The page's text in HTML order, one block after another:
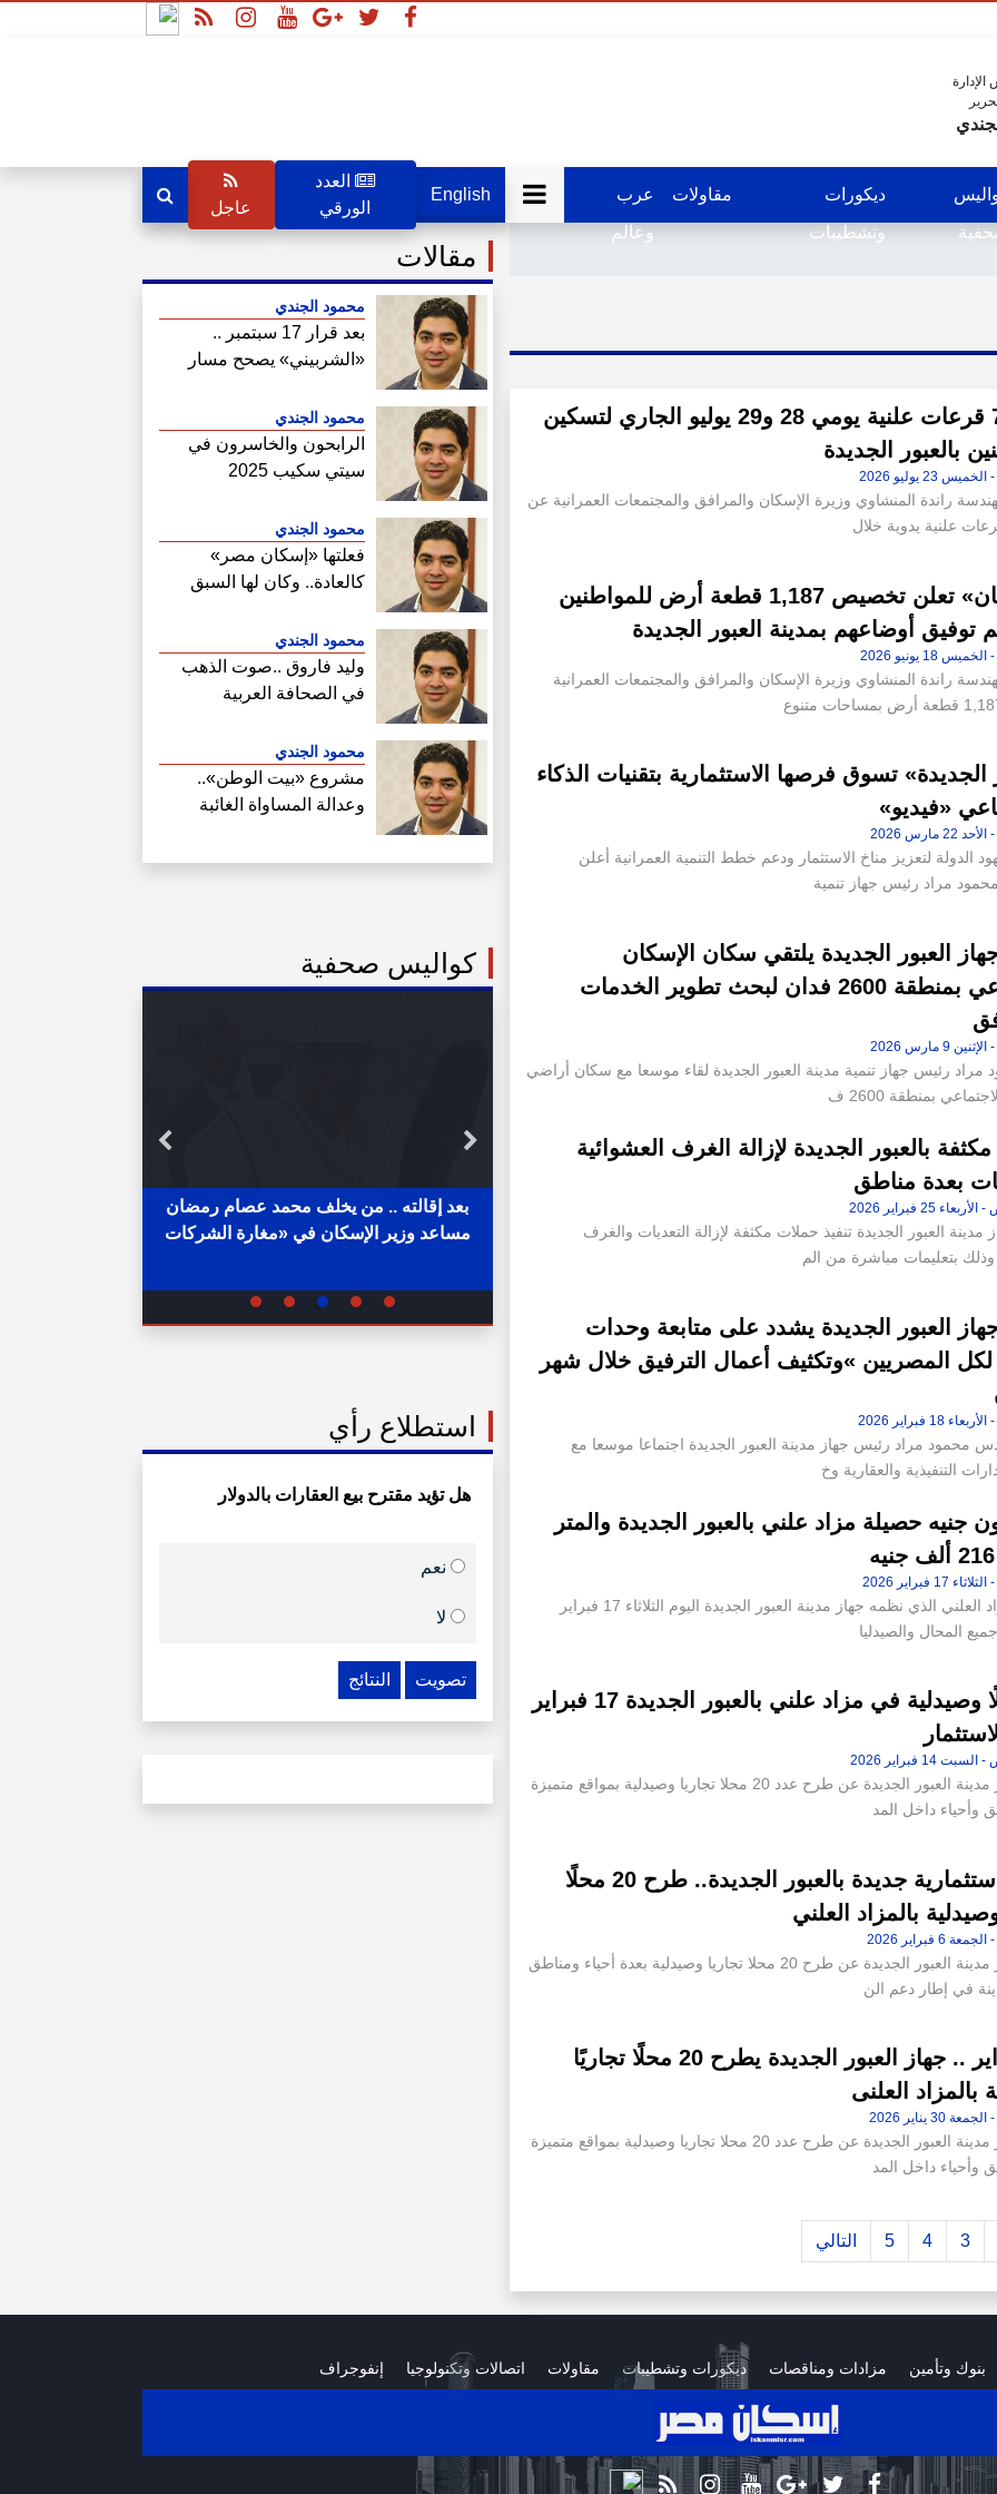
ديكورات
وتشطيبات
مقاولات
عرب
وعالم
English
العدد
الورقي
عاجل
إجراء 7 قرعات علنية يومي 28 و29 يوليو الجاري لتسكين
بالعبور الجديدة
راندة المنشاوي وزيرة الإسكان والمرافق والمجتمعات العمرانية عن
«الإسكان» تعلن تخصيص 1,187 قطعة أرض للمواطنين
توفيق أوضاعهم بمدينة العبور الجديدة
راندة المنشاوي وزيرة الإسكان والمرافق والمجتمعات العمرانية
الجديدة» تسوق فرصها الاستثمارية بتقنيات الذكاء
«فيديو»
الدولة لتعزيز مناخ الاستثمار ودعم خطط التنمية العمرانية أعلن
مراد رئيس جهاز تنمية
العبور الجديدة يلتقي سكان الإسكان
الاجتماعي بمنطقة 2600 فدان لبحث تطوير الخدمات
مراد رئيس جهاز تنمية مدينة العبور الجديدة لقاء موسعا مع سكان أراضي
بمنطقة 2600 ف
بالعبور الجديدة لإزالة الغرف العشوائية
بعدة مناطق
العبور الجديدة تنفيذ حملات مكثفة لإزالة التعديات والغرف
وذلك بتعليمات مباشرة من الم
العبور الجديدة يشدد على متابعة وحدات
المصريين »وتكثيف أعمال الترفيق خلال شهر
محمود مراد رئيس جهاز مدينة العبور الجديدة اجتماعا موسعا مع
التنفيذية والعقارية وخ
جنيه حصيلة مزاد علني بالعبور الجديدة والمتر
حقق المزاد العلني الذي نظمه جهاز مدينة العبور الجديدة اليوم الثلاثاء 17 فبراير
20 محلًا وصيدلية في مزاد علني بالعبور الجديدة 17 فبراير
أعلن جهاز مدينة العبور الجديدة عن طرح عدد 20 محلا تجاريا وصيدلية بمواقع متميزة
وأحياء داخل المد
فرص استثمارية جديدة بالعبور الجديدة.. طرح 20 محلًا
بالمزاد العلني
أعلن جهاز مدينة العبور الجديدة عن طرح 20 محلا تجاريا وصيدلية بعدة أحياء ومناطق
في إطار دعم الن
17 فبراير .. جهاز العبور الجديدة يطرح 20 محلًا تجاريًا
بالمزاد العلنى
أعلن جهاز مدينة العبور الجديدة عن طرح عدد 20 محلا تجاريا وصيدلية بمواقع متميزة
وأحياء داخل المد
3
4
5 التالي
مقالات
محمود الجندي
بعد قرار 17 سبتمبر ..
«الشربيني» يصحح مسار
محمود الجندي
الرابحون والخاسرون في
سيتي سكيب 2025
محمود الجندي
فعلتها «إسكان مصر»
كالعادة.. وكان لها السبق
أراضي الساحل الشمالي
محمود الجندي
وليد فاروق ..صوت الذهب
في الصحافة العربية
محمود الجندي
مشروع «بيت الوطن»..
وعدالة المساواة الغائبة
كواليس صحفية
42 فدانا من أرض جاردن
«ملاذ
التشكيل الجديد لمجلس إدارة شركة سيتي إيدج
10:46 م - الجمعة 14 يوليو 2023
بعد إقالته .. من يخلف محمد عصام رمضان
مساعد وزير الإسكان في «مغارة الشركات
استطلاع رأي
هل تؤيد مقترح بيع العقارات بالدولار
نعم
لا
تصويت النتائج
بنوك وتأمين مزادات ومناقصات ديكورات وتشطيبات مقاولات اتصالات وتكنولوجيا إنفوجراف